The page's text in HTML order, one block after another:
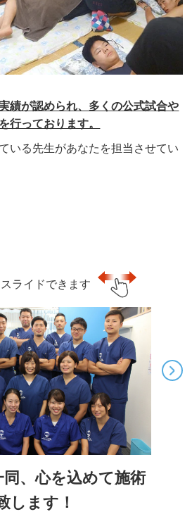
績が認められ、多くの公式試合や
行っております。
いる先生があなたを担当させてい
ライドできます
、心を込めて施術
します！